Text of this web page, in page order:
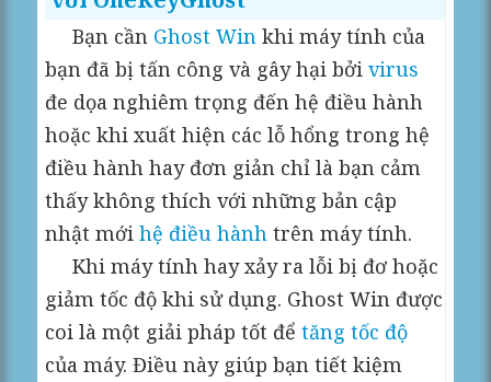
Bạn cần Ghost Win khi máy tính của
bạn đã bị tấn công và gây hại bởivirus
đe dọa nghiêm trọng đến hệ điều hành
hoặc khi xuất hiện các lỗ hổng trong hệ
điều hành hay đơn giản chỉ là bạn cảm
thấy không thích với những bản cập
nhật mớihệ điều hành trên máy tính.
Khi máy tính hay xảy ra lỗi bị đơ hoặc
giảm tốc độ khi sử dụng. Ghost Win được
coi là một giải pháp tốt đểtăng tốc độ
của máy. Điều này giúp bạn tiết kiệm